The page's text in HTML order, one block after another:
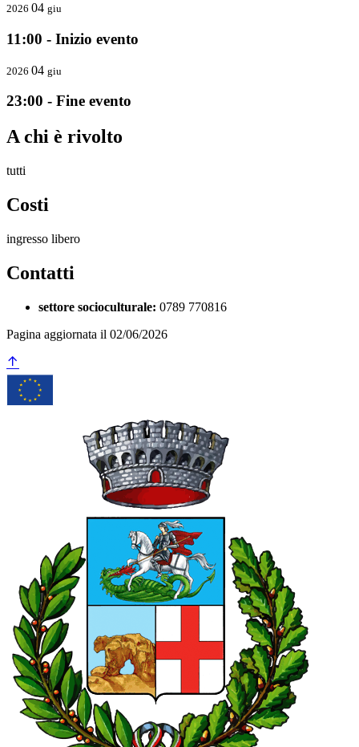
2026 04 giu
11:00 - Inizio evento
2026 04 giu
23:00 - Fine evento
A chi è rivolto
tutti
Costi
ingresso libero
Contatti
settore socioculturale: 0789 770816
Pagina aggiornata il 02/06/2026